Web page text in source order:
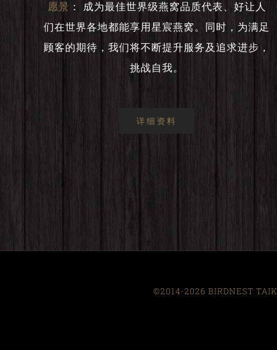
愿景 ： 成为最佳世界级燕窝品质代表、好让人
们在世界各地都能享用星宸燕窝。同时，为满足
顾客的期待，我们将不断提升服务及追求进步，
挑战自我。
详细资料
©2014-2026 BIRDNEST